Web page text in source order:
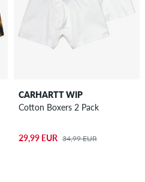
CARHARTT WIP
Cotton Boxers 2 Pack
29,99 EUR 34,99 EUR